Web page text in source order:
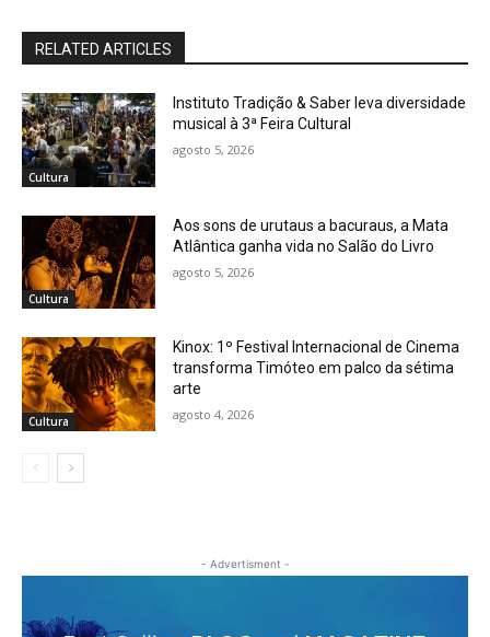
RELATED ARTICLES
Cultura
Instituto Tradição & Saber leva diversidade
musical à 3ª Feira Cultural
agosto 5, 2026
Cultura
Aos sons de urutaus a bacuraus, a Mata
Atlântica ganha vida no Salão do Livro
agosto 5, 2026
Cultura
Kinox: 1º Festival Internacional de Cinema
transforma Timóteo em palco da sétima
arte
agosto 4, 2026
- Advertisment -